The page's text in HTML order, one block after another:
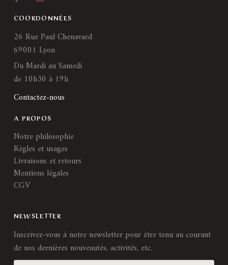
COORDONNÉES
26 Rue Paul Chenavard
69001 Lyon
Du Mardi au Samedi
de 10h30 à 19h
Contactez-nous
A PROPOS
Notre philosophie
Règles et usages
Livraisons et retours
Mentions légales
CGV
NEWSLETTER
Inscrivez-vous à notre newsletter pour être tenu au courant
de nos dernières nouveautés, activités, etc.